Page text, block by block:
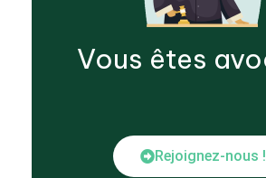
Vous êtes
Rejoignez-nous !